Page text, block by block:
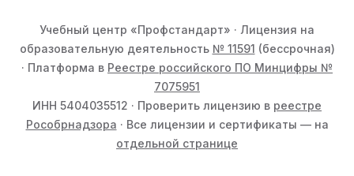
Учебный центр «Профстандарт» · Лицензия на
образовательную деятельность № 11591 (бессрочная)
· Платформа в Реестре российского ПО Минцифры №
7075951
ИНН 5404035512 · Проверить лицензию в реестре
Рособрнадзора · Все лицензии и сертификаты — на
отдельной странице